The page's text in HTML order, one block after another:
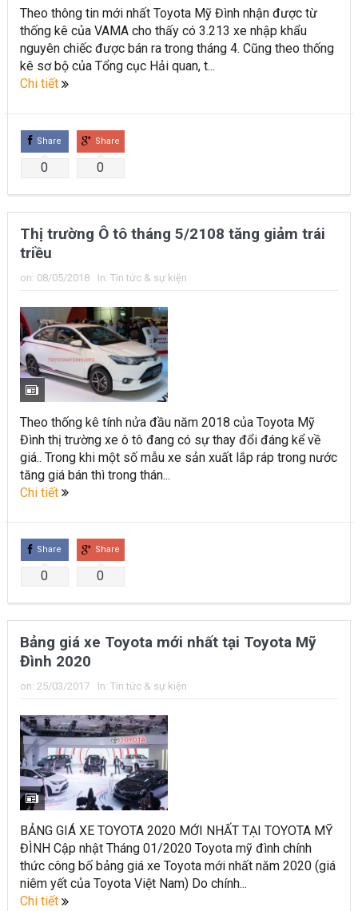
Theo thông tin mới nhất Toyota Mỹ Đình nhận được từ
thống kê của VAMA cho thấy có 3.213 xe nhập khẩu
nguyên chiếc được bán ra trong tháng 4. Cũng theo thống
kê sơ bộ của Tổng cục Hải quan, t...
Chi tiết
Share
0
Share
0
Thị trường Ô tô tháng 5/2108 tăng giảm trái
triều
on: 08/05/2018 In: Tin tức & sự kiện
Theo thống kê tính nửa đầu năm 2018 của Toyota Mỹ
Đình thị trường xe ô tô đang có sự thay đổi đáng kể về
giá.. Trong khi một số mẫu xe sản xuất lắp ráp trong nước
tăng giá bán thì trong thán...
Chi tiết
Share
0
Share
0
Bảng giá xe Toyota mới nhất tại Toyota Mỹ
Đình 2020
on: 25/03/2017 In: Tin tức & sự kiện
BẢNG GIÁ XE TOYOTA 2020 MỚI NHẤT TẠI TOYOTA MỸ
ĐÌNH Cập nhật Tháng 01/2020 Toyota mỹ đình chính
thức công bố bảng giá xe Toyota mới nhất năm 2020 (giá
niêm yết của Toyota Việt Nam) Do chính...
Chi tiết